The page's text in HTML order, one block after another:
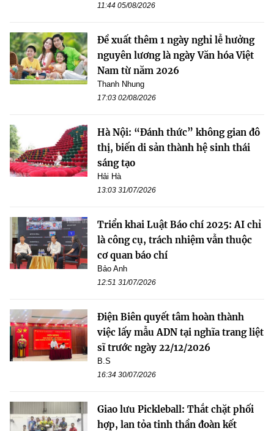
11:44 05/08/2026
Đề xuất thêm 1 ngày nghỉ lễ hưởng
nguyên lương là ngày Văn hóa Việt
Nam từ năm 2026
Thanh Nhung
17:03 02/08/2026
Hà Nội: “Đánh thức” không gian đô
thị, biến di sản thành hệ sinh thái
sáng tạo
Hải Hà
13:03 31/07/2026
Triển khai Luật Báo chí 2025: AI chỉ
là công cụ, trách nhiệm vẫn thuộc
cơ quan báo chí
Bảo Anh
12:51 31/07/2026
Điện Biên quyết tâm hoàn thành
việc lấy mẫu ADN tại nghĩa trang liệt
sĩ trước ngày 22/12/2026
B.S
16:34 30/07/2026
Giao lưu Pickleball: Thắt chặt phối
hợp, lan tỏa tinh thần đoàn kết